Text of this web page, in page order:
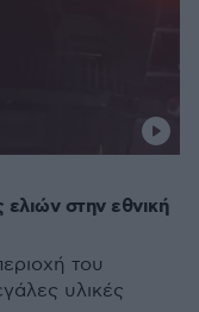
στην εθνική
του
υλικές